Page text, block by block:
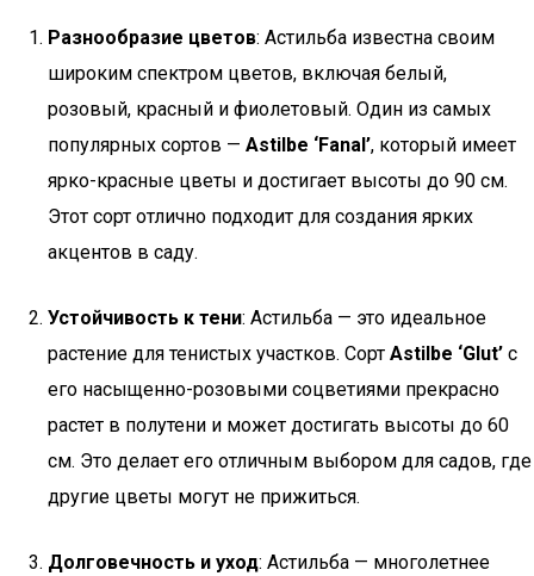
Разнообразие цветов: Астильба известна своим
широким спектром цветов, включая белый,
розовый, красный и фиолетовый. Один из самых
популярных сортов — Astilbe ‘Fanal’, который имеет
ярко-красные цветы и достигает высоты до 90 см.
Этот сорт отлично подходит для создания ярких
акцентов в саду.
Устойчивость к тени: Астильба — это идеальное
растение для тенистых участков. Сорт Astilbe ‘Glut’ с
его насыщенно-розовыми соцветиями прекрасно
растет в полутени и может достигать высоты до 60
см. Это делает его отличным выбором для садов, где
другие цветы могут не прижиться.
Долговечность и уход: Астильба — многолетнее